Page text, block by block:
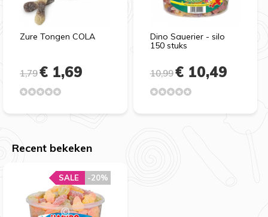
Zure Tongen COLA
1,79€ 1,69
Dino Sauerier - silo
150 stuks
10,99€ 10,49
Recent bekeken
-20%
SALE